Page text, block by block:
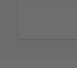
mit der